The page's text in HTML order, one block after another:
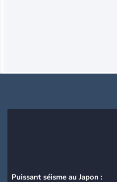
Puissant séisme au Japon :